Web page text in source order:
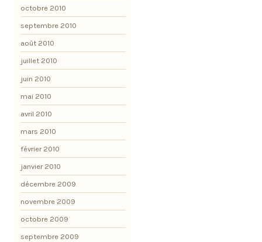
octobre 2010
septembre 2010
août 2010
juillet 2010
juin 2010
mai 2010
avril 2010
mars 2010
février 2010
janvier 2010
décembre 2009
novembre 2009
octobre 2009
septembre 2009